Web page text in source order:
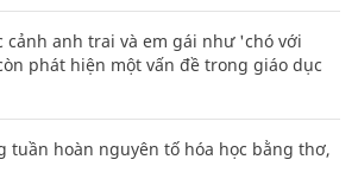
cảnh anh trai và em gái như 'chó với
phát hiện một vấn đề trong giáo dục
tuần hoàn nguyên tố hóa học bằng thơ,